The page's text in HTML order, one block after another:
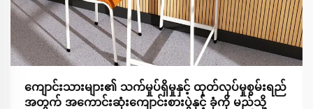
ကျောင်းသားများ၏ သက်မှုပ်ရှိမှုနှင့် ထုတ်လုပ်မှုစွမ်းရည်
အတွက် အကောင်းဆုံးကျောင်းစားပွဲနှင့် ခုံကို မည်သို့